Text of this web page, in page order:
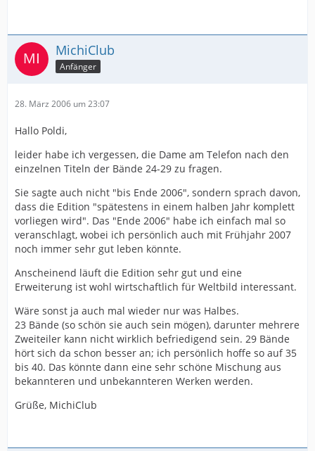
MichiClub
Anfänger
28. März 2006 um 23:07
Hallo Poldi,
leider habe ich vergessen, die Dame am Telefon nach den
einzelnen Titeln der Bände 24-29 zu fragen.
Sie sagte auch nicht "bis Ende 2006", sondern sprach davon,
dass die Edition "spätestens in einem halben Jahr komplett
vorliegen wird". Das "Ende 2006" habe ich einfach mal so
veranschlagt, wobei ich persönlich auch mit Frühjahr 2007
noch immer sehr gut leben könnte.
Anscheinend läuft die Edition sehr gut und eine
Erweiterung ist wohl wirtschaftlich für Weltbild interessant.
Wäre sonst ja auch mal wieder nur was Halbes.
23 Bände (so schön sie auch sein mögen), darunter mehrere
Zweiteiler kann nicht wirklich befriedigend sein. 29 Bände
hört sich da schon besser an; ich persönlich hoffe so auf 35
bis 40. Das könnte dann eine sehr schöne Mischung aus
bekannteren und unbekannteren Werken werden.
Grüße, MichiClub